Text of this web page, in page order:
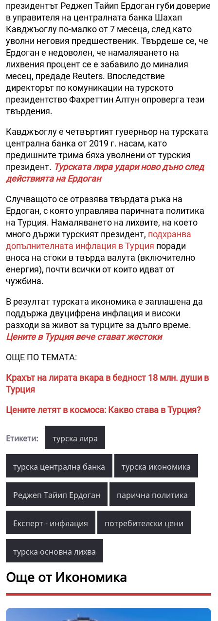
президентът Реджеп Тайип Ердоган губи доверие
в управителя на централната банка Шахап
Кавджъоглу по-малко от 7 месеца, след като
уволни неговия предшественик. Твърдеше се, че
Ердоган е недоволен, че намаляването на
лихвения процент се е забавило до миналия
месец, предаде Reuters. Впоследствие
директорът по комуникации на турското
президентство Фахреттин Алтун опроверга тези
твърдения.
Кавджъоглу e чeтвъpтият гуверньор нa тypcĸaтa
цeнтpaлнa бaнĸa oт 2019 г. нacaм, като
предишните трима бяха уволнени от турския
президент. Турската лира удари ново дъно след
действията на Ердоган
Случващото се отразява твърдата ръка на
Ердоган, с която управлява паричната политика
на Турция. Намаляването на лихвите, на което
много държи турският президент, подхранва
допълнителната инфлация в Турция поради
вноса на стоки в твърда валута (включително
енергия), почти всички от които идват от
чужбина.
В резултат турската икономика е заплашена да
поддържа двуцифрена инфлация и високи
разходи за живот за турците за дълго време.
Цените в Турция вече стават жестоки
ОЩЕ ПО ТЕМАТА:
Крахът на лирата вкара в бедност 18 млн. души в
Турция
Цените летят в космоса: Какво става в Турция?
Етикети: турска лира
турска централна банка турска икономика
Реджеп Тайип Ердоган парична политика
Експерт - инфлация потребителски цени
турска основна лихва
Още от Икономика